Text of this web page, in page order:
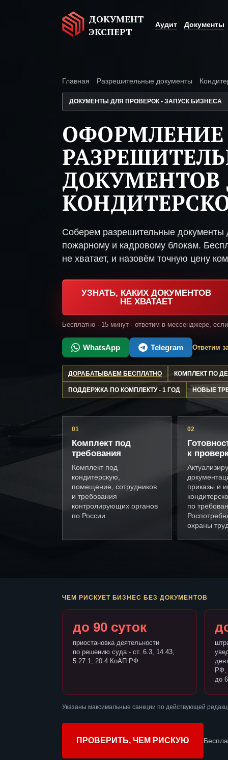
ДОКУМЕНТ
ЭКСПЕРТ
Аудит Документы
Главная Разрешительные документы
ДОКУМЕНТЫ ДЛЯ ПРОВЕРОК • ЗАПУСК БИЗНЕСА
ОФОРМЛЕНИЕ
ДОКУМЕНТОВ
Соберем разрешительные документы
пожарному и кадровому блокам.
не хватает, и назовём точную цену
УЗНАТЬ, КАКИХ ДОКУМЕНТОВ
НЕ ХВАТАЕТ
Бесплатно · 15 минут · ответим в мессенджере,
WhatsApp Telegram Ответим
ДОРАБАТЫВАЕМ БЕСПЛАТНО КОМПЛЕКТ ПО
ПОДДЕРЖКА ПО КОМПЛЕКТУ - 1 ГОД НОВЫЕ
01
Комплект под
требования
Комплект под
кондитерскую,
помещение, сотрудников
и требования
контролирующих органов
по России.
02
к
приказы и
по
охраны
ЧЕМ РИСКУЕТ БИЗНЕС БЕЗ ДОКУМЕНТОВ
до 90 суток
приостановка деятельности
по решению суда - ст. 6.3, 14.43,
5.27.1, 20.4 КоАП РФ
РФ,
до
Указаны максимальные санкции по действующей
ПРОВЕРИТЬ, ЧЕМ РИСКУЮ